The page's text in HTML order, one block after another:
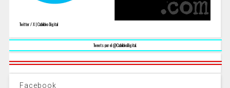
Twitter / X | Cabildeo Digital
Tweets por el @CabildeoDigital.
Facebook